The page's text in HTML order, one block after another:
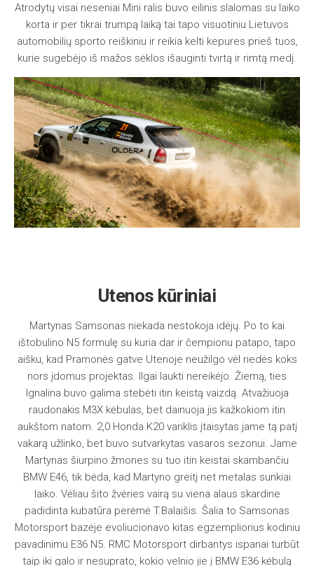
Atrodytų visai neseniai Mini ralis buvo eilinis slalomas su laiko
korta ir per tikrai trumpą laiką tai tapo visuotiniu Lietuvos
automobilių sporto reiškiniu ir reikia kelti kepures prieš tuos,
kurie sugebėjo iš mažos sėklos išauginti tvirtą ir rimtą medį.
Utenos kūriniai
Martynas Samsonas niekada nestokoja idėjų. Po to kai
ištobulino N5 formulę su kuria dar ir čempionu patapo, tapo
aišku, kad Pramonės gatve Utenoje neužilgo vėl riedės koks
nors įdomus projektas. Ilgai laukti nereikėjo. Žiemą, ties
Ignalina buvo galima stebėti itin keistą vaizdą. Atvažiuoja
raudonakis M3X kėbulas, bet dainuoja jis kažkokiom itin
aukštom natom. 2,0 Honda K20 variklis įtaisytas jame tą patį
vakarą užlinko, bet buvo sutvarkytas vasaros sezonui. Jame
Martynas šiurpino žmones su tuo itin keistai skambančiu
BMW E46, tik bėda, kad Martyno greitį net metalas sunkiai
laiko. Vėliau šito žvėries vairą su viena alaus skardine
padidinta kubatūra perėmė T.Balaišis. Šalia to Samsonas
Motorsport bazėje evoliucionavo kitas egzempliorius kodiniu
pavadinimu E36 N5. RMC Motorsport dirbantys ispanai turbūt
taip iki galo ir nesuprato, kokio velnio jie į BMW E36 kėbulą